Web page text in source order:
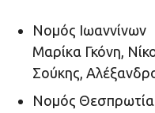
Νομός Ιωαννίνων
Μαρίκα Γκόνη,
Σούκης,
Νομός